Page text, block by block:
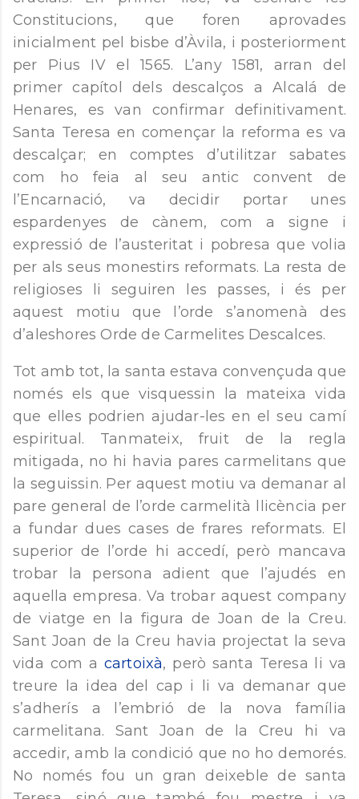
Constitucions, que foren aprovades
inicialment pel bisbe d’Àvila, i posteriorment
per Pius IV el 1565. L’any 1581, arran del
primer capítol dels descalços a Alcalá de
Henares, es van confirmar definitivament.
Santa Teresa en començar la reforma es va
descalçar; en comptes d’utilitzar sabates
com ho feia al seu antic convent de
l’Encarnació, va decidir portar unes
espardenyes de cànem, com a signe i
expressió de l’austeritat i pobresa que volia
per als seus monestirs reformats. La resta de
religioses li seguiren les passes, i és per
aquest motiu que l’orde s’anomenà des
d’aleshores Orde de Carmelites Descalces.
Tot amb tot, la santa estava convençuda que
només els que visquessin la mateixa vida
que elles podrien ajudar-les en el seu camí
espiritual. Tanmateix, fruit de la regla
mitigada, no hi havia pares carmelitans que
la seguissin. Per aquest motiu va demanar al
pare general de l’orde carmelità llicència per
a fundar dues cases de frares reformats. El
superior de l’orde hi accedí, però mancava
trobar la persona adient que l’ajudés en
aquella empresa. Va trobar aquest company
de viatge en la figura de Joan de la Creu.
Sant Joan de la Creu havia projectat la seva
vida com a cartoixà, però santa Teresa li va
treure la idea del cap i li va demanar que
s’adherís a l’embrió de la nova família
carmelitana. Sant Joan de la Creu hi va
accedir, amb la condició que no ho demorés.
No només fou un gran deixeble de santa